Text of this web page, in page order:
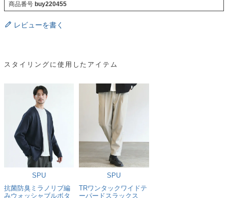
商品番号 buy220455
レビューを書く
スタイリングに使用したアイテム
SPU
抗菌防臭ミラノリブ編
みウォッシャブルボタ
SPU
TRワンタックワイドテ
ーパードスラックス